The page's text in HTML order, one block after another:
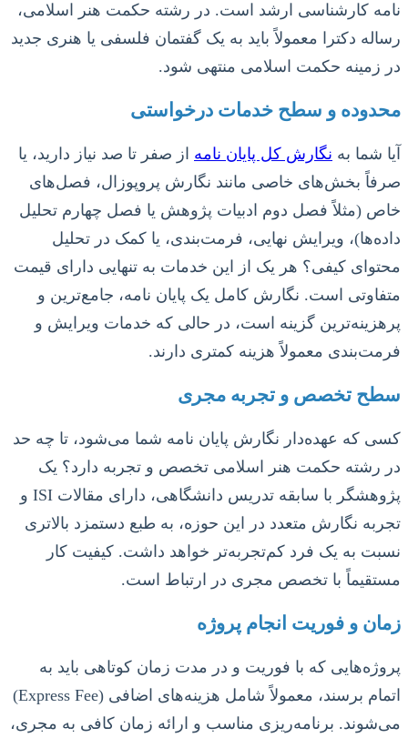
نامه کارشناسی ارشد است. در رشته حکمت هنر اسلامی،
رساله دکترا معمولاً باید به یک گفتمان فلسفی یا هنری جدید
در زمینه حکمت اسلامی منتهی شود.
محدوده و سطح خدمات درخواستی
آیا شما به نگارش کل پایان نامه از صفر تا صد نیاز دارید، یا
صرفاً بخش‌های خاصی مانند نگارش پروپوزال، فصل‌های
خاص (مثلاً فصل دوم ادبیات پژوهش یا فصل چهارم تحلیل
داده‌ها)، ویرایش نهایی، فرمت‌بندی، یا کمک در تحلیل
محتوای کیفی؟ هر یک از این خدمات به تنهایی دارای قیمت
متفاوتی است. نگارش کامل یک پایان نامه، جامع‌ترین و
پرهزینه‌ترین گزینه است، در حالی که خدمات ویرایش و
فرمت‌بندی معمولاً هزینه کمتری دارند.
سطح تخصص و تجربه مجری
کسی که عهده‌دار نگارش پایان نامه شما می‌شود، تا چه حد
در رشته حکمت هنر اسلامی تخصص و تجربه دارد؟ یک
پژوهشگر با سابقه تدریس دانشگاهی، دارای مقالات ISI و
تجربه نگارش متعدد در این حوزه، به طبع دستمزد بالاتری
نسبت به یک فرد کم‌تجربه‌تر خواهد داشت. کیفیت کار
مستقیماً با تخصص مجری در ارتباط است.
زمان و فوریت انجام پروژه
پروژه‌هایی که با فوریت و در مدت زمان کوتاهی باید به
اتمام برسند، معمولاً شامل هزینه‌های اضافی (Express Fee)
می‌شوند. برنامه‌ریزی مناسب و ارائه زمان کافی به مجری،